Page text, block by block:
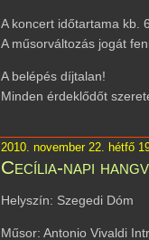
A koncert időtartama kb.
A műsorváltozás jogát
A belépés díjtalan!
Minden érdeklődőt
2010. november 22. hétfő
Cecília-napi
Helyszín: Szegedi Dóm
Műsor: Antonio Vivaldi